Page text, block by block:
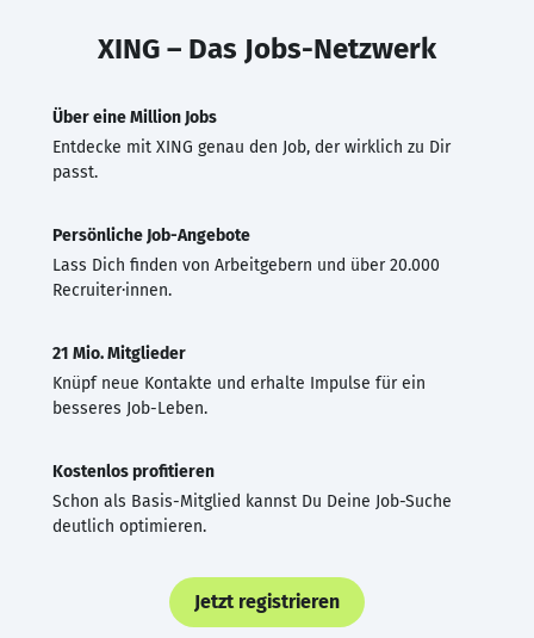
XING – Das Jobs-Netzwerk
Über eine Million Jobs
Entdecke mit XING genau den Job, der wirklich zu Dir
passt.
Persönliche Job-Angebote
Lass Dich finden von Arbeitgebern und über 20.000
Recruiter·innen.
21 Mio. Mitglieder
Knüpf neue Kontakte und erhalte Impulse für ein
besseres Job-Leben.
Kostenlos profitieren
Schon als Basis-Mitglied kannst Du Deine Job-Suche
deutlich optimieren.
Jetzt registrieren